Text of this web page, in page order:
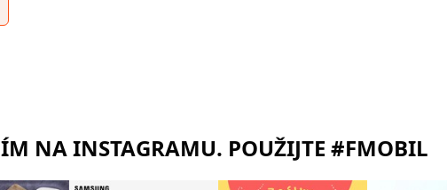
NA INSTAGRAMU. POUŽIJTE #FMOBIL